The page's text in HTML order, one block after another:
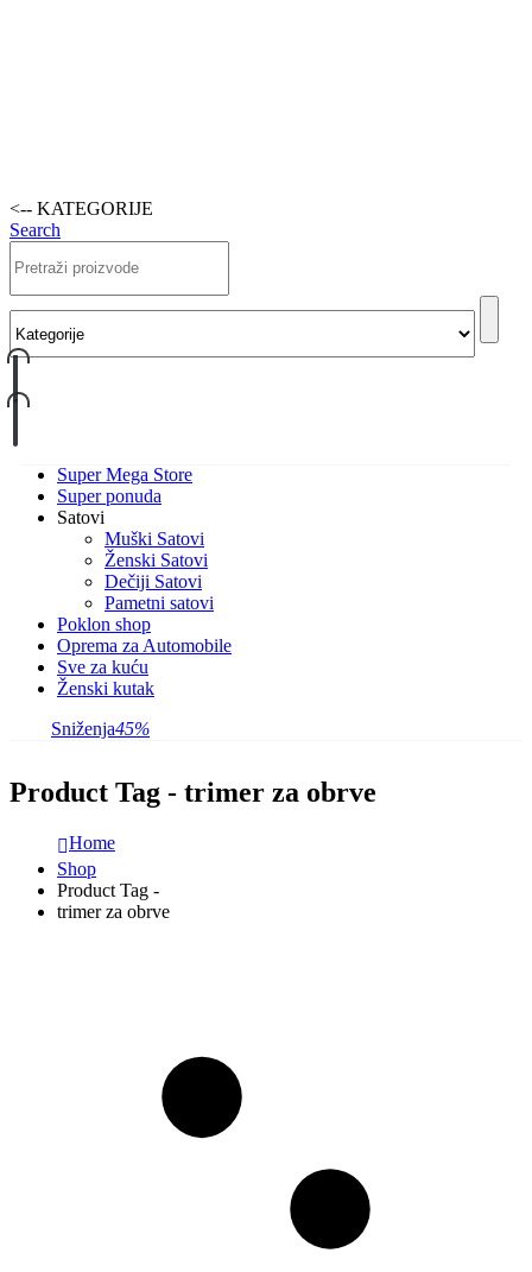
<-- KATEGORIJE
Search
Super Mega Store
Super ponuda
Satovi
Muški Satovi
Ženski Satovi
Dečiji Satovi
Pametni satovi
Poklon shop
Oprema za Automobile
Sve za kuću
Ženski kutak
Sniženja45%
Product Tag - trimer za obrve
Home
Shop
Product Tag -
trimer za obrve